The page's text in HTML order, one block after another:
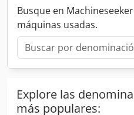
Busque en
máquinas usadas.
Explore las
más populares: